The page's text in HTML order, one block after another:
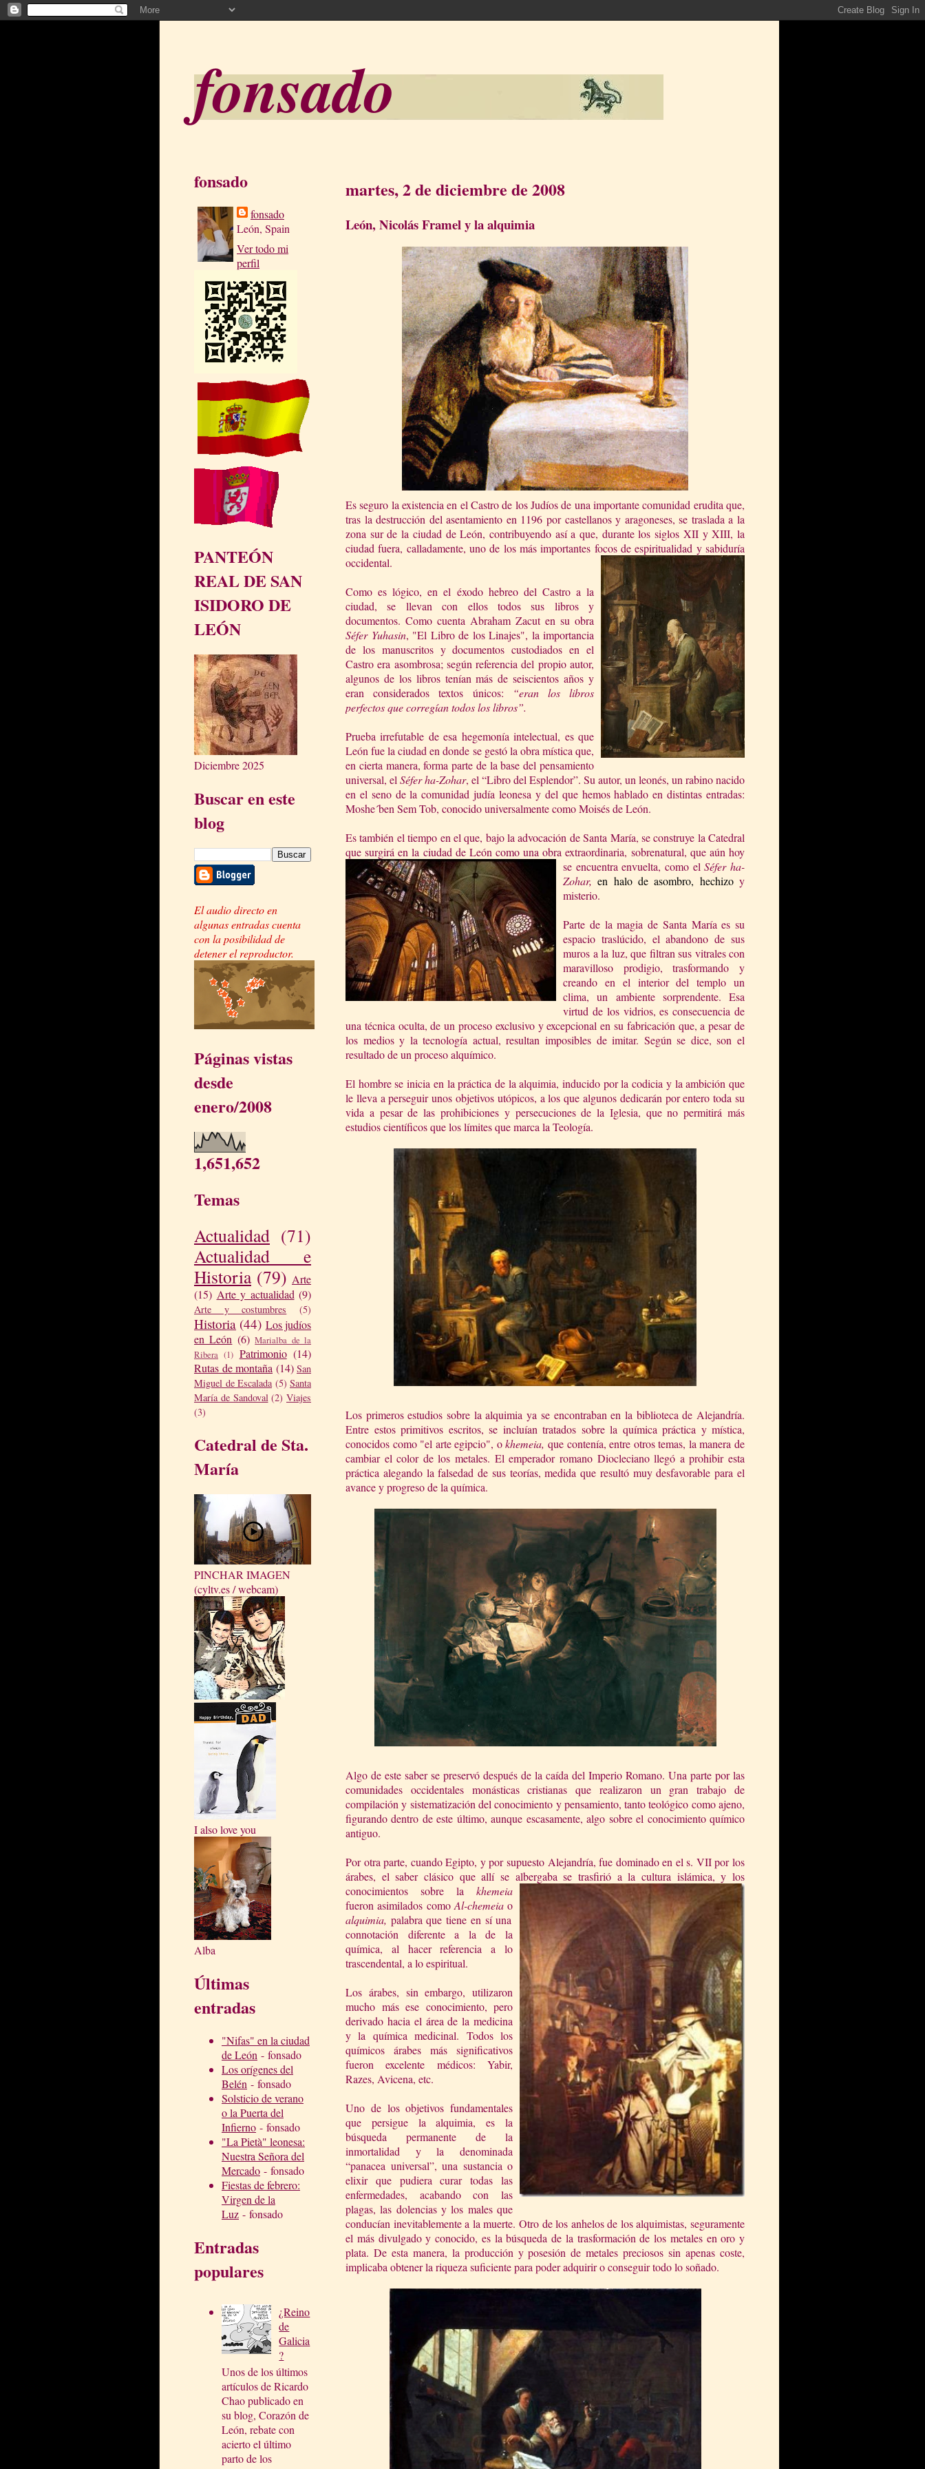
fonsado
fonsado
fonsado
León, Spain
Ver todo mi
perfil
PANTEÓN
REAL DE SAN
ISIDORO DE
LEÓN
Diciembre 2025
Buscar en este
blog
El audio directo en
algunas entradas cuenta
con la posibilidad de
detener el reproductor.
Páginas vistas
desde
enero/2008
1,651,652
Temas
Actualidad (71)
Actualidad e
Historia (79) Arte
(15) Arte y actualidad (9)
Arte y costumbres (5)
Historia (44) Los judíos
en León (6) Marialba de la
Ribera (1) Patrimonio (14)
Rutas de montaña (14) San
Miguel de Escalada (5) Santa
María de Sandoval (2) Viajes
(3)
Catedral de Sta.
María
PINCHAR IMAGEN
(cyltv.es / webcam)
I also love you
Alba
Últimas
entradas
"Nifas" en la ciudad
de León - fonsado
Los orígenes del
Belén - fonsado
Solsticio de verano
o la Puerta del
Infierno - fonsado
"La Pietà" leonesa:
Nuestra Señora del
Mercado - fonsado
Fiestas de febrero:
Virgen de la
Luz - fonsado
Entradas
populares
¿Reino
de
Galicia
?
Unos de los últimos
artículos de Ricardo
Chao publicado en
su blog, Corazón de
León, rebate con
acierto el último
parto de los
martes, 2 de diciembre de 2008
León, Nicolás Framel y la alquimia
Es seguro la existencia en el Castro de los Judíos de una importante comunidad erudita que,
tras la destrucción del asentamiento en 1196 por castellanos y aragoneses, se traslada a la
zona sur de la ciudad de León, contribuyendo así a que, durante los siglos XII y XIII, la
ciudad fuera, calladamente, uno de los más importantes focos de espiritualidad y sabiduría
occidental.
Como es lógico, en el éxodo hebreo del Castro a la
ciudad, se llevan con ellos todos sus libros y
documentos. Como cuenta Abraham Zacut en su obra
Séfer Yuhasin, "El Libro de los Linajes", la importancia
de los manuscritos y documentos custodiados en el
Castro era asombrosa; según referencia del propio autor,
algunos de los libros tenían más de seiscientos años y
eran considerados textos únicos:
“eran los libros
perfectos que corregían todos los libros”.
Prueba irrefutable de esa hegemonía intelectual, es que
León fue la ciudad en donde se gestó la obra mística que,
en cierta manera, forma parte de la base del pensamiento
universal, el Séfer ha-Zohar, el “Libro del Esplendor”. Su autor, un leonés, un rabino nacido
en el seno de la comunidad judía leonesa y del que hemos hablado en distintas entradas:
Moshe´ben Sem Tob, conocido universalmente como Moisés de León.
Es también el tiempo en el que, bajo la advocación de Santa María, se construye la Catedral
que surgirá en la ciudad de León como una obra extraordinaria, sobrenatural, que aún hoy
se encuentra envuelta, como elSéfer ha-
Zohar, en halo de asombro, hechizoy
misterio.
Parte de la magia de Santa María es su
espacio traslúcido, el abandono de sus
muros a la luz, que filtran sus vitrales con
maravilloso prodigio, trasformando y
creando en el interior del templo un
clima, un ambiente sorprendente. Esa
virtud de los vidrios, es consecuencia de
una técnica oculta, de un proceso exclusivo y excepcional en su fabricación que, a pesar de
los medios y la tecnología actual, resultan imposibles de imitar. Según se dice, son el
resultado de un proceso alquímico.
El hombre se inicia en la práctica de la alquimia, inducido por la codicia y la ambición que
le lleva a perseguir unos objetivos utópicos, a los que algunos dedicarán por entero toda su
vida a pesar de las prohibiciones y persecuciones dela Iglesia, que no permitirá más
estudios científicos que los límites que marca la Teología.
Los primeros estudios sobre la alquimia ya se encontraban en la biblioteca de Alejandría.
Entre estos primitivos escritos, se incluían tratados sobre la química práctica y mística,
conocidos como "el arte egipcio", okhemeia,que contenía, entre otros temas, la manera de
cambiar el color de los metales. El emperador romano Diocleciano llegó a prohibir esta
práctica alegando la falsedad de sus teorías, medida que resultó muy desfavorable para el
avance y progreso de la química.
Algo de este saber se preservó después de la caída del Imperio Romano. Una parte por las
comunidades occidentales monásticas cristianas que realizaron un gran trabajo de
compilación y sistematización del conocimiento y pensamiento, tanto teológico como ajeno,
figurando dentro de este último, aunque escasamente, algo sobre el conocimiento químico
antiguo.
Por otra parte, cuando Egipto, y por supuesto Alejandría, fue dominado en el s. VII por los
árabes, el saber clásico que allí se albergaba se trasfirió a la cultura islámica, y los
conocimientos sobre la khemeia
fueron asimilados como Al-chemeia o
alquimia, palabra que tiene en sí una
connotación diferente a la de la
química, al hacer referencia a lo
trascendental, a lo espiritual.
Los árabes, sin embargo, utilizaron
mucho más ese conocimiento, pero
derivado hacia el área de la medicina
y la química medicinal. Todos los
químicos árabes más significativos
fueron excelente médicos: Yabir,
Razes, Avicena, etc.
Uno de los objetivos fundamentales
que persigue la alquimia, es la
búsqueda permanente de la
inmortalidad y la denominada
“panacea universal”, una sustancia o
elixir que pudiera curar todas las
enfermedades, acabando con las
plagas, las dolencias y los males que
conducían inevitablemente a la muerte. Otro de los anhelos de los alquimistas, seguramente
el más divulgado y conocido, es la búsqueda de la trasformación de los metales en oro y
plata. De esta manera, la producción y posesión de metales preciosos sin apenas coste,
implicaba obtener la riqueza suficiente para poder adquirir o conseguir todo lo soñado.